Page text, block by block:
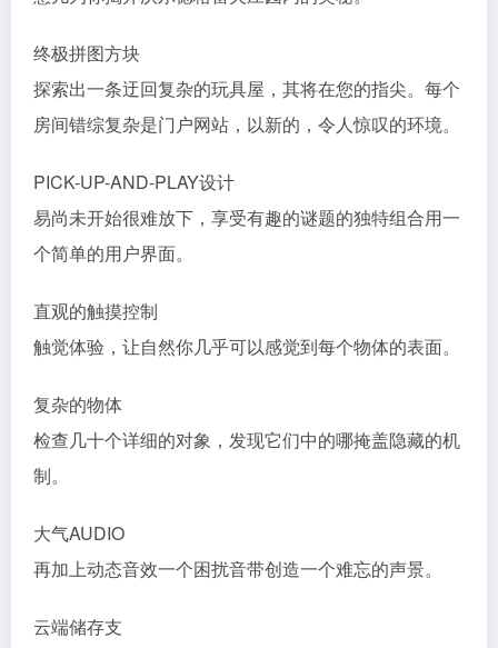
终极拼图方块
探索出一条迂回复杂的玩具屋，其将在您的指尖。每个
房间错综复杂是门户网站，以新的，令人惊叹的环境。
PICK-UP-AND-PLAY设计
易尚未开始很难放下，享受有趣的谜题的独特组合用一
个简单的用户界面。
直观的触摸控制
触觉体验，让自然你几乎可以感觉到每个物体的表面。
复杂的物体
检查几十个详细的对象，发现它们中的哪掩盖隐藏的机
制。
大气AUDIO
再加上动态音效一个困扰音带创造一个难忘的声景。
云端储存支